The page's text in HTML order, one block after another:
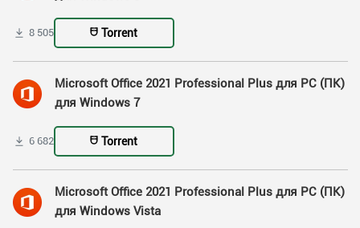
8 505 Torrent
Microsoft Office 2021 Professional Plus для PC (ПК)
для Windows 7
6 682 Torrent
Microsoft Office 2021 Professional Plus для PC (ПК)
для Windows Vista